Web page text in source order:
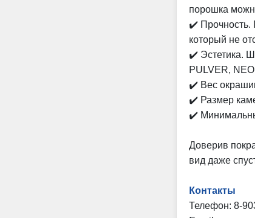
порошка
✔️ Прочность.
который не
✔️ Эстетика.
PULVER,
✔️ Вес
✔️ Размер
✔️
Доверив
вид даже
Контакты
Телефон: 8-